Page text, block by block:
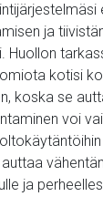
ja
Huollon
kotisi
koska se
voi
ja